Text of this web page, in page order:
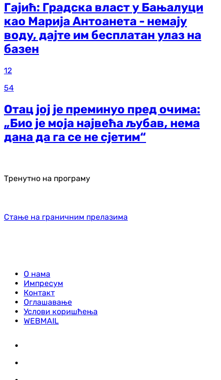
Гајић: Градска власт у Бањалуци
као Марија Антоанета - немају
воду, дајте им бесплатан улаз на
базен
12
54
Отац јој је преминуо пред очима:
„Био је моја највећа љубав, нема
дана да га се не сјетим“
Тренутно на програму
Стање на граничним прелазима
О нама
Импресум
Контакт
Оглашавање
Услови коришћења
WEBMAIL